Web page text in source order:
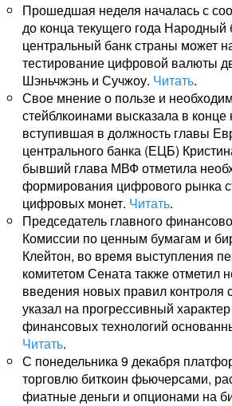
Прошедшая неделя началась с
до конца текущего года Народный
центральный банк страны может
тестирование цифровой валюты
Шэньчжэнь и Сучжоу. Читать.
Свое мнение о пользе и
стейблкоинами высказала в
вступившая в должность главы
центрального банка (ЕЦБ)
бывший глава МВФ отметила
формирования цифрового рынка
цифровых монет. Читать.
Председатель главного
Комиссии по ценным бумагам и
Клейтон, во время выступления
комитетом Сената также отметил
введения новых правил контроля
указал на прогрессивный
финансовых технологий
Читать.
С понедельника 9 декабря
торговлю биткоин фьючерсами,
фиатные деньги и опционами на